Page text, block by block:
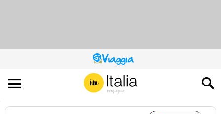
QUESTO
SITO
CONTRIBUISCE
ALL’AUDIENCE
DI